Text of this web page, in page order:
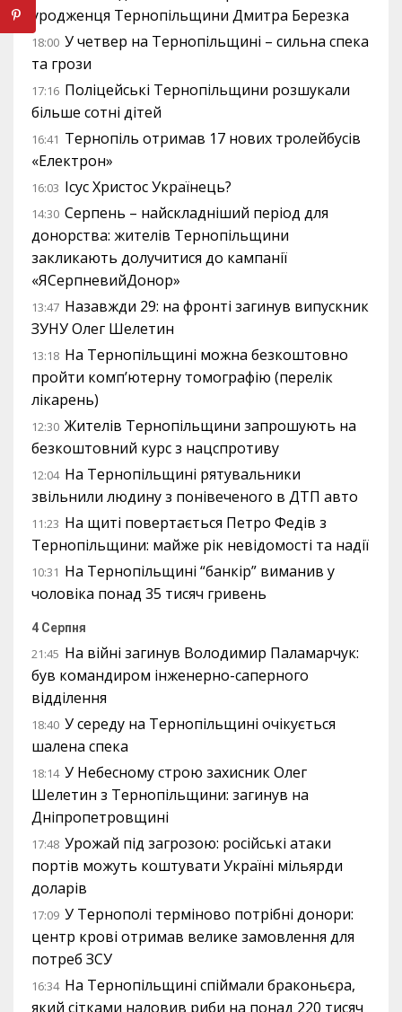
уродженця Тернопільщини Дмитра Березка
18:00 У четвер на Тернопільщині – сильна спека
та грози
17:16 Поліцейські Тернопільщини розшукали
більше сотні дітей
16:41 Тернопіль отримав 17 нових тролейбусів
«Електрон»
16:03 Ісус Христос Українець?
14:30 Серпень – найскладніший період для
донорства: жителів Тернопільщини
закликають долучитися до кампанії
«ЯСерпневийДонор»
13:47 Назавжди 29: на фронті загинув випускник
ЗУНУ Олег Шелетин
13:18 На Тернопільщині можна безкоштовно
пройти комп’ютерну томографію (перелік
лікарень)
12:30 Жителів Тернопільщини запрошують на
безкоштовний курс з нацспротиву
12:04 На Тернопільщині рятувальники
звільнили людину з понівеченого в ДТП авто
11:23 На щиті повертається Петро Федів з
Тернопільщини: майже рік невідомості та надії
10:31 На Тернопільщині “банкір” виманив у
чоловіка понад 35 тисяч гривень
4 Серпня
21:45 На війні загинув Володимир Паламарчук:
був командиром інженерно-саперного
відділення
18:40 У середу на Тернопільщині очікується
шалена спека
18:14 У Небесному строю захисник Олег
Шелетин з Тернопільщини: загинув на
Дніпропетровщині
17:48 Урожай під загрозою: російські атаки
портів можуть коштувати Україні мільярди
доларів
17:09 У Тернополі терміново потрібні донори:
центр крові отримав велике замовлення для
потреб ЗСУ
16:34 На Тернопільщині спіймали браконьєра,
який сітками наловив риби на понад 220 тисяч